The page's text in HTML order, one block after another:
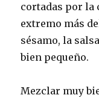
cortadas por la
extremo más
sésamo, la
bien pequeño.
Mezclar muy